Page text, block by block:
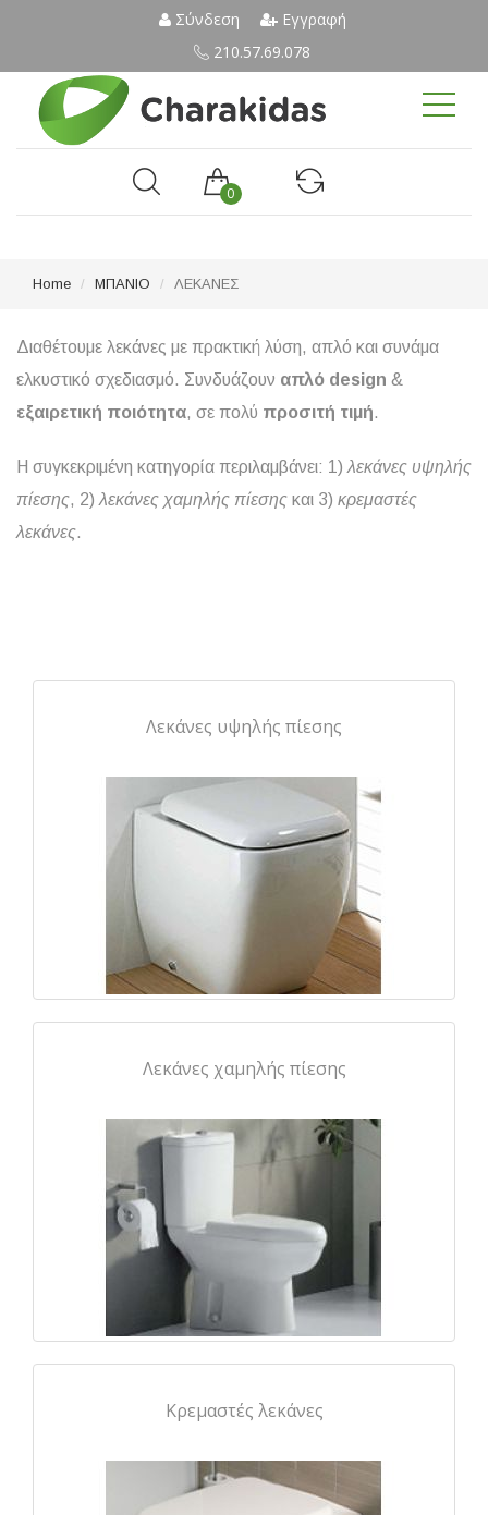
Σύνδεση
Εγγραφή
210.57.69.078
0
Home ΜΠΑΝΙΟ ΛΕΚΑΝΕΣ
Διαθέτουμε λεκάνες με πρακτική λύση, απλό και συνάμα
ελκυστικό σχεδιασμό. Συνδυάζουν απλό design &
εξαιρετική ποιότητα, σε πολύ προσιτή τιμή.
Η συγκεκριμένη κατηγορία περιλαμβάνει: 1) λεκάνες υψηλής
πίεσης, 2) λεκάνες χαμηλής πίεσης και 3) κρεμαστές
λεκάνες.
Λεκάνες υψηλής πίεσης
Λεκάνες χαμηλής πίεσης
Κρεμαστές λεκάνες